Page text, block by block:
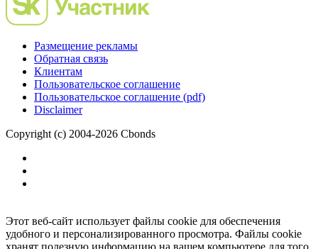
Размещение рекламы
Обратная связь
Клиентам
Пользовательское соглашение
Пользовательское соглашение (pdf)
Disclaimer
Copyright (c) 2004-2026 Cbonds
Этот веб-сайт использует файлы cookie для обеспечения
удобного и персонализированного просмотра. Файлы cookie